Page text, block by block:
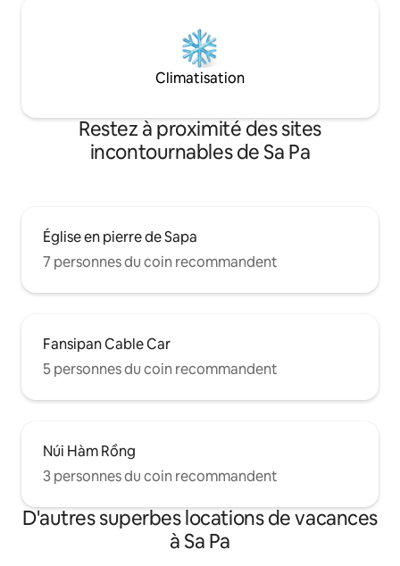
Climatisation
Restez à proximité des sites
incontournables de Sa Pa
Église en pierre de Sapa
7 personnes du coin recommandent
Fansipan Cable Car
5 personnes du coin recommandent
Núi Hàm Rồng
3 personnes du coin recommandent
D'autres superbes locations de vacances
à Sa Pa